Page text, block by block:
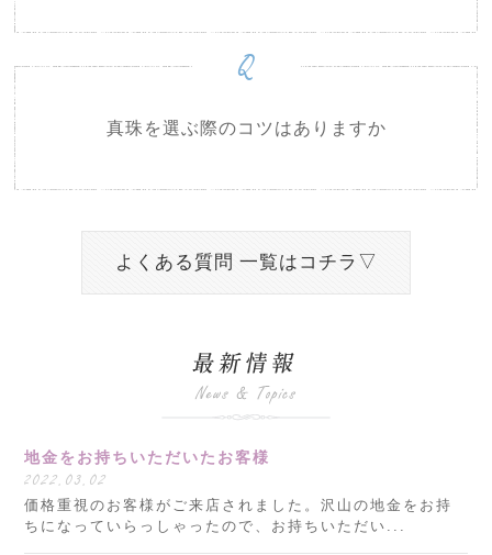
Q
真珠を選ぶ際のコツはありますか
よくある質問 一覧はコチラ▽
地金をお持ちいただいたお客様
2022.03.02
価格重視のお客様がご来店されました。沢山の地金をお持
ちになっていらっしゃったので、お持ちいただい...